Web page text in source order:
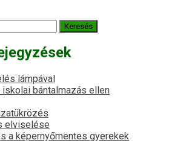
lámpával
iskolai bántalmazás ellen
elviselése
a képernyőmentes gyerekek